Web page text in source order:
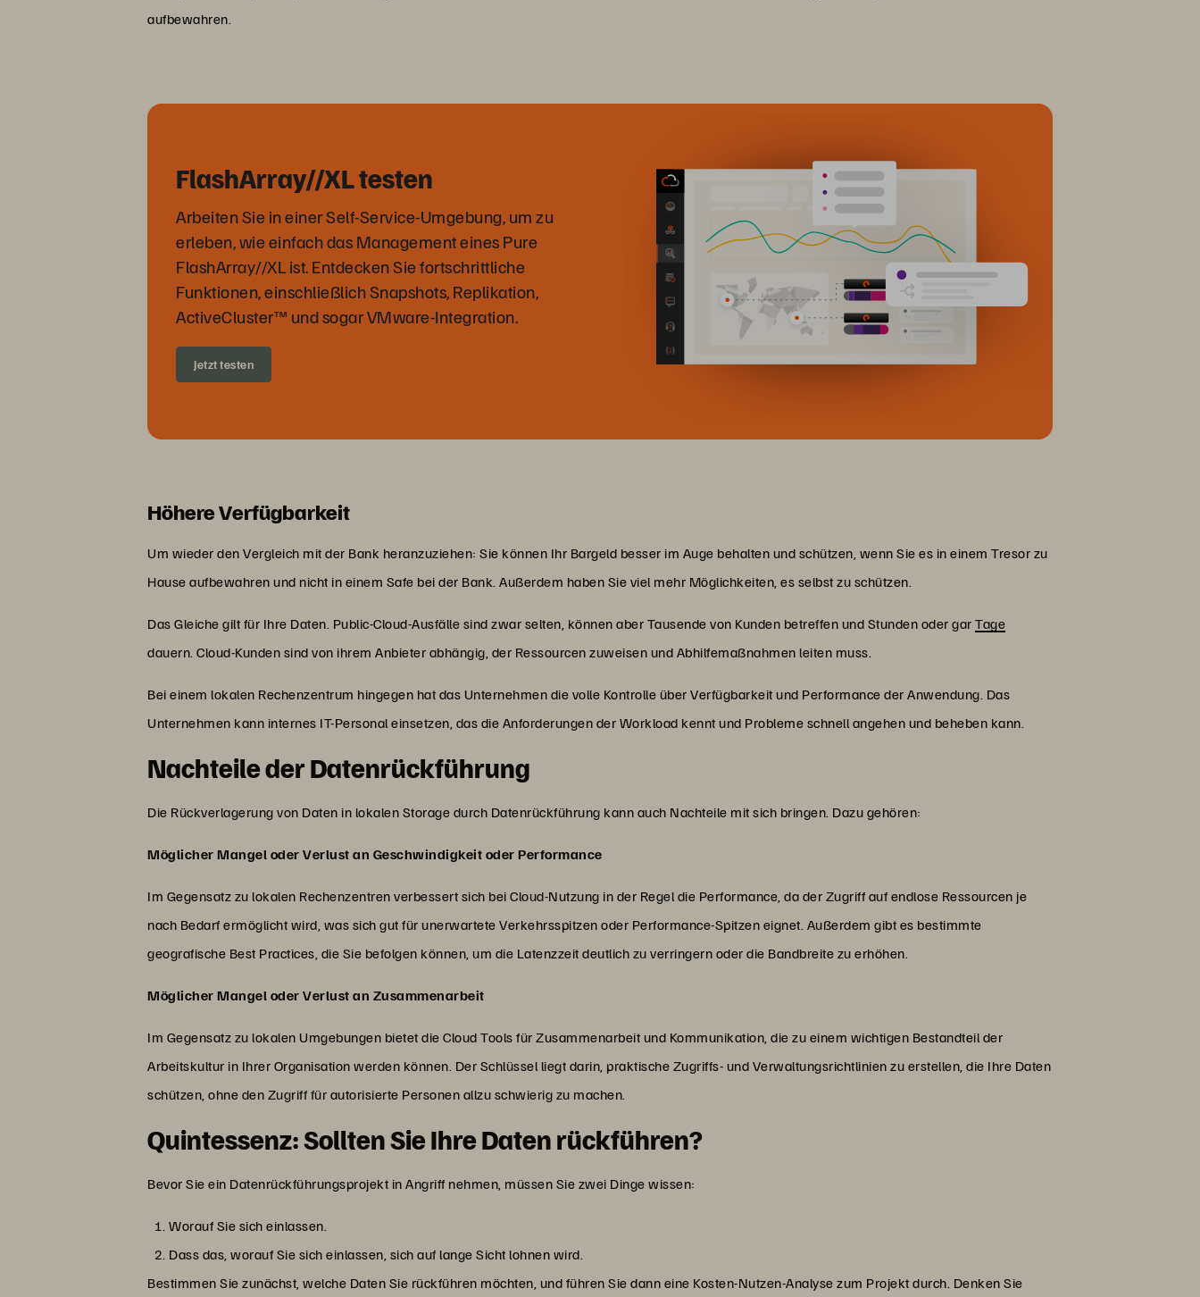
aufbewahren.
FlashArray//XL testen
Arbeiten Sie in einer Self-Service-Umgebung, um zu
erleben, wie einfach das Management eines Pure
FlashArray//XL ist. Entdecken Sie fortschrittliche
Funktionen, einschließlich Snapshots, Replikation,
ActiveCluster™ und sogar VMware-Integration.
Jetzt testen
Höhere Verfügbarkeit
Um wieder den Vergleich mit der Bank heranzuziehen: Sie können Ihr Bargeld besser im Auge behalten und schützen, wenn Sie es in einem Tresor zu
Hause aufbewahren und nicht in einem Safe bei der Bank. Außerdem haben Sie viel mehr Möglichkeiten, es selbst zu schützen.
Das Gleiche gilt für Ihre Daten. Public-Cloud-Ausfälle sind zwar selten, können aber Tausende von Kunden betreffen und Stunden oder garTage
dauern. Cloud-Kunden sind von ihrem Anbieter abhängig, der Ressourcen zuweisen und Abhilfemaßnahmen leiten muss.
Bei einem lokalen Rechenzentrum hingegen hat das Unternehmen die volle Kontrolle über Verfügbarkeit und Performance der Anwendung. Das
Unternehmen kann internes IT-Personal einsetzen, das die Anforderungen der Workload kennt und Probleme schnell angehen und beheben kann.
Nachteile der Datenrückführung
Die Rückverlagerung von Daten in lokalen Storage durch Datenrückführung kann auch Nachteile mit sich bringen. Dazu gehören:
Möglicher Mangel oder Verlust an Geschwindigkeit oder Performance
Im Gegensatz zu lokalen Rechenzentren verbessert sich bei Cloud-Nutzung in der Regel die Performance, da der Zugriff auf endlose Ressourcen je
nach Bedarf ermöglicht wird, was sich gut für unerwartete Verkehrsspitzen oder Performance-Spitzen eignet. Außerdem gibt es bestimmte
geografische Best Practices, die Sie befolgen können, um die Latenzzeit deutlich zu verringern oder die Bandbreite zu erhöhen.
Möglicher Mangel oder Verlust an Zusammenarbeit
Im Gegensatz zu lokalen Umgebungen bietet die Cloud Tools für Zusammenarbeit und Kommunikation, die zu einem wichtigen Bestandteil der
Arbeitskultur in Ihrer Organisation werden können. Der Schlüssel liegt darin, praktische Zugriffs- und Verwaltungsrichtlinien zu erstellen, die Ihre Daten
schützen, ohne den Zugriff für autorisierte Personen allzu schwierig zu machen.
Quintessenz: Sollten Sie Ihre Daten rückführen?
Bevor Sie ein Datenrückführungsprojekt in Angriff nehmen, müssen Sie zwei Dinge wissen:
Worauf Sie sich einlassen.
Dass das, worauf Sie sich einlassen, sich auf lange Sicht lohnen wird.
Bestimmen Sie zunächst, welche Daten Sie rückführen möchten, und führen Sie dann eine Kosten-Nutzen-Analyse zum Projekt durch. Denken Sie